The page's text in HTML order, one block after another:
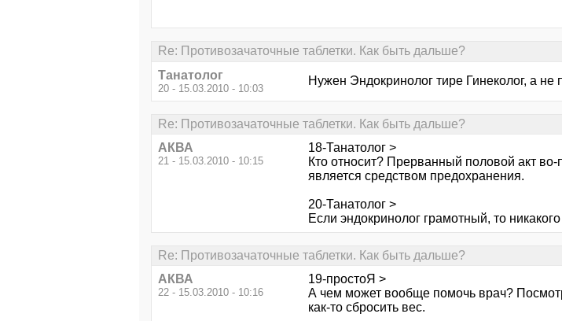
Re: Противозачаточные таблетки. Как быть дальше?
Танатолог
20 - 15.03.2010 - 10:03
Нужен Эндокринолог тире Гинеколог, а не
Re: Противозачаточные таблетки. Как быть дальше?
АКВА
21 - 15.03.2010 - 10:15
18-Танатолог >
Кто относит? Прерванный половой акт
является средством предохранения.
20-Танатолог >
Если эндокринолог грамотный, то
Re: Противозачаточные таблетки. Как быть дальше?
АКВА
22 - 15.03.2010 - 10:16
19-простоЯ >
А чем может вообще помочь врач?
как-то сбросить вес.